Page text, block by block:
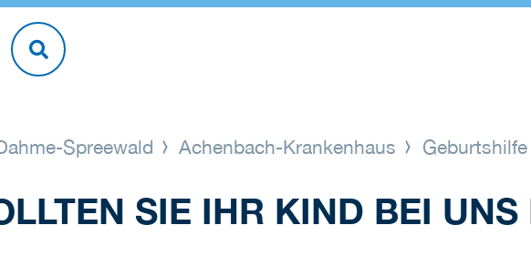
Spreewald Achenbach-Krankenhaus Geburtshilfe
SIE IHR KIND BEI